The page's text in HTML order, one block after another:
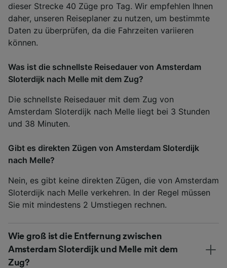
dieser Strecke 40 Züge pro Tag. Wir empfehlen Ihnen
daher, unseren Reiseplaner zu nutzen, um bestimmte
Daten zu überprüfen, da die Fahrzeiten variieren
können.
Was ist die schnellste Reisedauer von Amsterdam
Sloterdijk nach Melle mit dem Zug?
Die schnellste Reisedauer mit dem Zug von
Amsterdam Sloterdijk nach Melle liegt bei 3 Stunden
und 38 Minuten.
Gibt es direkten Zügen von Amsterdam Sloterdijk
nach Melle?
Nein, es gibt keine direkten Zügen, die von Amsterdam
Sloterdijk nach Melle verkehren. In der Regel müssen
Sie mit mindestens 2 Umstiegen rechnen.
Wie groß ist die Entfernung zwischen
Amsterdam Sloterdijk und Melle mit dem
Zug?